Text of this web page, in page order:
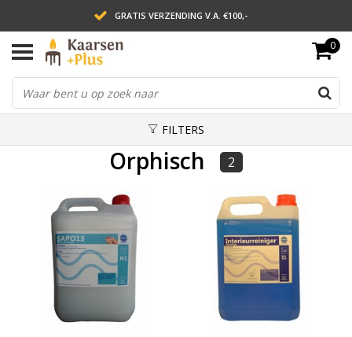
GRATIS VERZENDING V.A. €100,-
LEVERING BINNEN 2 WERKDAGEN
ACHTERAF BETALEN VIA AFTERPAY
0
FILTERS
Orphisch 2